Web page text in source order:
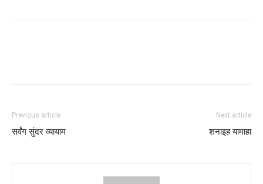
Previous article
सर्वंग सुंदर व्यायाम
Next article
शनाइह यामाहा